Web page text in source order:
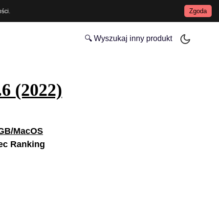
Zgoda
🔍 Wyszukaj inny produkt
(2022)
MacOS
Ranking